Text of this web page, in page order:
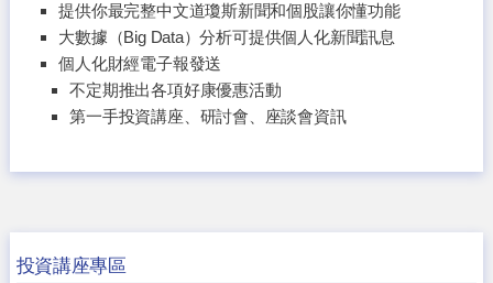
提供你最完整中文道瓊斯新聞和個股讓你懂功能
大數據（Big Data）分析可提供個人化新聞訊息
個人化財經電子報發送
不定期推出各項好康優惠活動
第一手投資講座、研討會、座談會資訊
投資講座專區